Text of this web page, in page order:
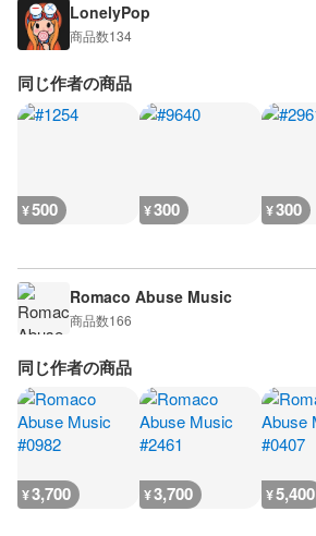
LonelyPop
商品数134
同じ作者の商品
¥500 ¥300 ¥300
Romaco Abuse Music
商品数166
同じ作者の商品
¥3,700 ¥3,700 ¥5,400